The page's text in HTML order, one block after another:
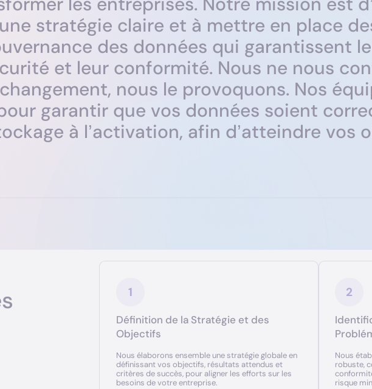
une stratégie claire et à mettre en place de
uvernance des données qui garantissent le
curité et leur conformité. Nous ne nous con
changement, nous le provoquons. Nos équi
our garantir que vos données soient corre
ockage à l’activation, afin d’atteindre vos o
1
Définition de la Stratégie et des
Objectifs
Nous élaborons ensemble une stratégie globale en
définissant vos objectifs, résultats attendus et
critères de succès, pour aligner les efforts sur les
besoins de votre entreprise.
2
Nous
robuste,
risque